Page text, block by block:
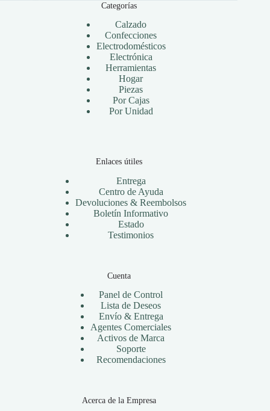
Categorías
Calzado
Confecciones
Electrodomésticos
Electrónica
Herramientas
Hogar
Piezas
Por Cajas
Por Unidad
Enlaces útiles
Entrega
Centro de Ayuda
Devoluciones & Reembolsos
Boletín Informativo
Estado
Testimonios
Cuenta
Panel de Control
Lista de Deseos
Envío & Entrega
Agentes Comerciales
Activos de Marca
Soporte
Recomendaciones
Acerca de la Empresa